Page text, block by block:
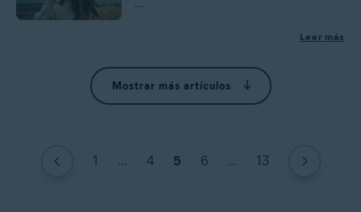
...
Leer más
Mostrar más artículos
1 ... 4 5 6 ... 13